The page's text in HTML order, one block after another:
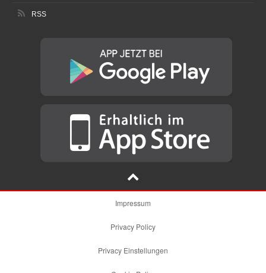
RSS
Impressum
Privacy Policy
Privacy Einstellungen